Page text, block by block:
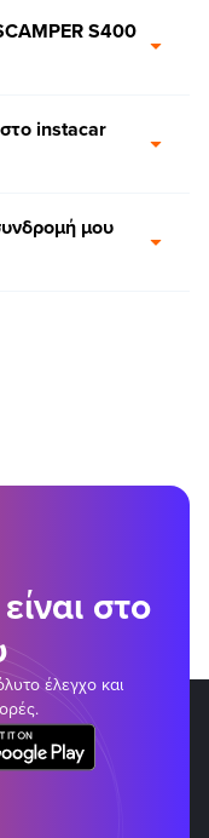
S400
instacar
μου
στο
έλεγχο και